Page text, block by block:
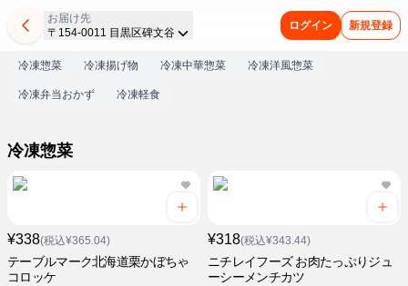
お届け先
〒154-0011 目黒区碑文谷
ログイン 新規登録
冷凍惣菜 冷凍揚げ物 冷凍中華惣菜 冷凍洋風惣菜
冷凍弁当おかず 冷凍軽食
冷凍惣菜
¥338(税込¥365.04)
テーブルマーク北海道栗かぼちゃ
コロッケ
¥318(税込¥343.44)
ニチレイフーズ お肉たっぷりジュ
ーシーメンチカツ